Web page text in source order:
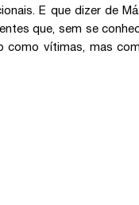
E que dizer de
que, sem se
vítimas, mas